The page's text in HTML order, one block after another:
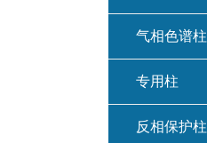
气相色谱柱
专用柱
反相保护柱